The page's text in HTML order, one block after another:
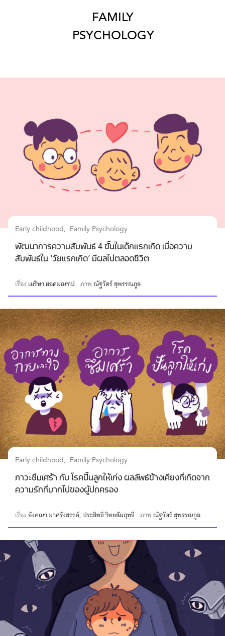
FAMILY
PSYCHOLOGY
Early childhood Family Psychology
พัฒนาการความสัมพันธ์ 4 ขั้นในเด็กแรกเกิด เมื่อความ
สัมพันธ์ใน ‘วัยแรกเกิด’ มีผลไปตลอดชีวิต
เรื่อง เมริษา ยอดมณฑป ภาพณัฐวัตร์ สุพรรณกูล
Early childhood Family Psychology
ภาวะซึมเศร้า กับ โรคปั้นลูกให้เก่ง ผลลัพธ์ข้างเคียงที่เกิดจาก
ความรักที่มากไปของผู้ปกครอง
เรื่องอังคณา มาศรังสรรค์ ประสิทธิ์ วิทยสัมฤทธิ์ ภาพณัฐวัตร์ สุพรรณกูล